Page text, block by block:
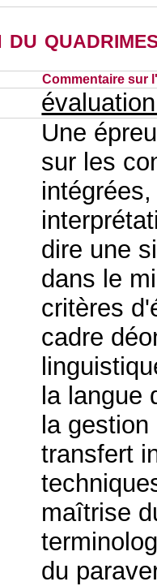
Commentaire sur
Une
sur les
dire une
dans le
critères
cadre
la langue
la
transfert
maîtrise
du